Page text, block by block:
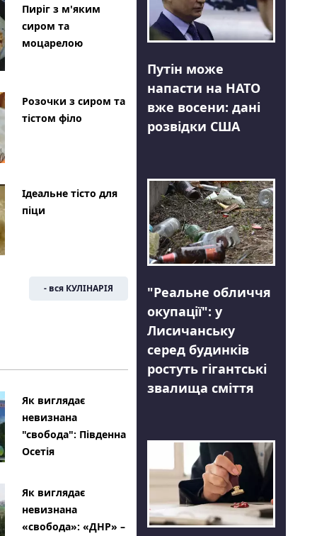
Пиріг з м'яким
сиром та
моцарелою
Розочки з сиром та
тістом філо
Ідеальне тісто для
піци
- вся КУЛІНАРІЯ
Як виглядає
невизнана
"свобода": Південна
Осетія
Як виглядає
невизнана
«свобода»: «ДНР» –
Путін може
напасти на НАТО
вже восени: дані
розвідки США
"Реальне обличчя
окупації": у
Лисичанську
серед будинків
ростуть гігантські
звалища сміття